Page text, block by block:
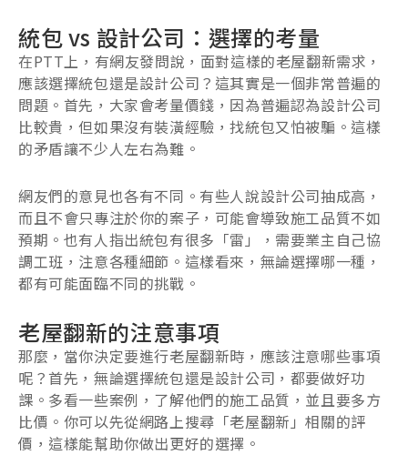
統包 vs 設計公司：選擇的考量
在PTT上，有網友發問說，面對這樣的老屋翻新需求，
應該選擇統包還是設計公司？這其實是一個非常普遍的
問題。首先，大家會考量價錢，因為普遍認為設計公司
比較貴，但如果沒有裝潢經驗，找統包又怕被騙。這樣
的矛盾讓不少人左右為難。
網友們的意見也各有不同。有些人說設計公司抽成高，
而且不會只專注於你的案子，可能會導致施工品質不如
預期。也有人指出統包有很多「雷」，需要業主自己協
調工班，注意各種細節。這樣看來，無論選擇哪一種，
都有可能面臨不同的挑戰。
老屋翻新的注意事項
那麼，當你決定要進行老屋翻新時，應該注意哪些事項
呢？首先，無論選擇統包還是設計公司，都要做好功
課。多看一些案例，了解他們的施工品質，並且要多方
比價。你可以先從網路上搜尋「老屋翻新」相關的評
價，這樣能幫助你做出更好的選擇。